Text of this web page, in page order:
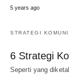
5 years ago
STRATEGI
6 Strategi
Seperti yang